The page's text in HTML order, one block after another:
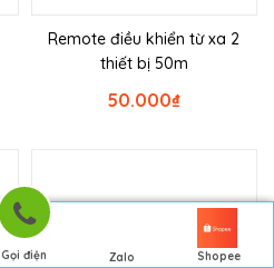
Gọi điện Zalo Shopee
Remote điều khiển từ xa 2
thiết bị 50m
₫
50.000